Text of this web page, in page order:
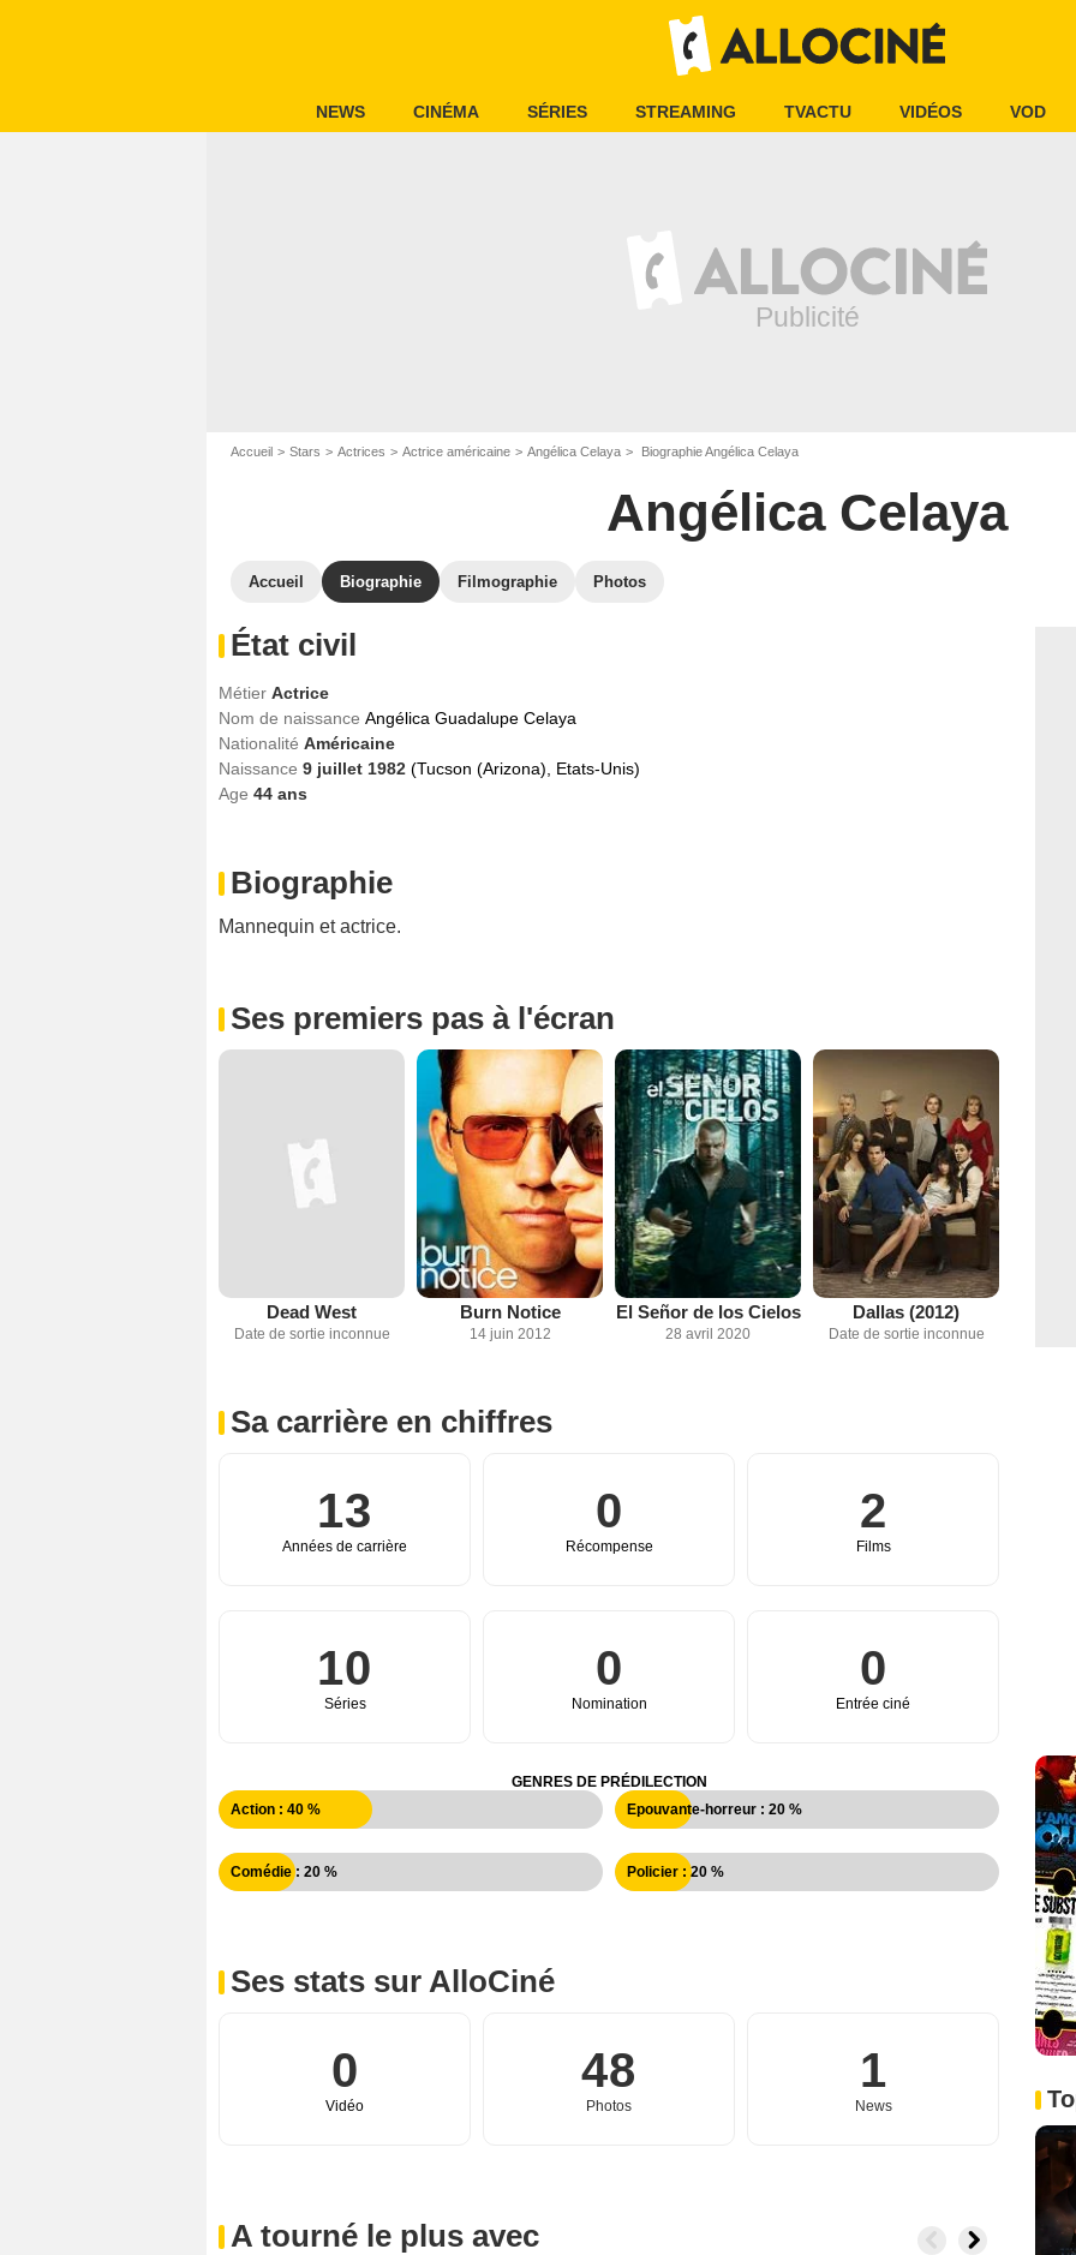
NEWS CINÉMA SÉRIES STREAMING TVACTU VIDÉOS VOD
Accueil Stars Actrices Actrice américaine Angélica Celaya Biographie Angélica Celaya
Angélica Celaya
Accueil Biographie Filmographie Photos
État civil
Métier Actrice
Nom de naissance Angélica Guadalupe Celaya
Nationalité Américaine
Naissance 9 juillet 1982 (Tucson (Arizona), Etats-Unis)
Age 44 ans
Biographie
Mannequin et actrice.
Ses premiers pas à l'écran
Dead West
Date de sortie inconnue
Burn Notice
14 juin 2012
El Señor de los Cielos
28 avril 2020
Dallas (2012)
Date de sortie inconnue
Sa carrière en chiffres
13
Années de carrière
0
Récompense
2
Films
10
Séries
0
Nomination
0
Entrée ciné
GENRES DE PRÉDILECTION
Action : 40 %
Epouvante-horreur : 20 %
Comédie : 20 % Policier : 20 %
Ses stats sur AlloCiné
0
Vidéo
48
Photos
1
News
A tourné le plus avec